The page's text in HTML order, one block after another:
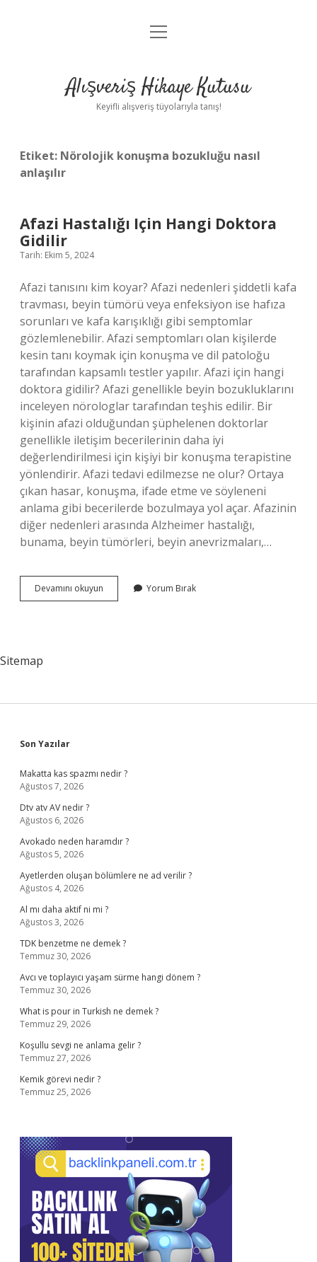
Anasayfa
Yasal Uyarı
menüyü
Alışveriş Hikaye Kutusu
Keyifli alışveriş tüyolarıyla tanış!
Etiket: Nörolojik konuşma bozukluğu nasıl
anlaşılır
Afazi Hastalığı Için Hangi Doktora
Gidilir
Tarih: Ekim 5, 2024
Afazi tanısını kim koyar? Afazi nedenleri şiddetli kafa
travması, beyin tümörü veya enfeksiyon ise hafıza
sorunları ve kafa karışıklığı gibi semptomlar
gözlemlenebilir. Afazi semptomları olan kişilerde
kesin tanı koymak için konuşma ve dil patoloğu
tarafından kapsamlı testler yapılır. Afazi için hangi
doktora gidilir? Afazi genellikle beyin bozukluklarını
inceleyen nörologlar tarafından teşhis edilir. Bir
kişinin afazi olduğundan şüphelenen doktorlar
genellikle iletişim becerilerinin daha iyi
değerlendirilmesi için kişiyi bir konuşma terapistine
yönlendirir. Afazi tedavi edilmezse ne olur? Ortaya
çıkan hasar, konuşma, ifade etme ve söyleneni
anlama gibi becerilerde bozulmaya yol açar. Afazinin
diğer nedenleri arasında Alzheimer hastalığı,
bunama, beyin tümörleri, beyin anevrizmaları,…
Devamını okuyun
Hastalığı
Yorum Bırak
Sitemap
Sidebar
Son Yazılar
Makatta kas spazmı nedir ?
Ağustos 7, 2026
Dtv atv AV nedir ?
Ağustos 6, 2026
Avokado neden haramdır ?
Ağustos 5, 2026
Ayetlerden oluşan bölümlere ne ad verilir ?
Ağustos 4, 2026
Al mı daha aktif ni mi ?
Ağustos 3, 2026
TDK benzetme ne demek ?
Temmuz 30, 2026
Avcı ve toplayıcı yaşam sürme hangi dönem ?
Temmuz 30, 2026
What is pour in Turkish ne demek ?
Temmuz 29, 2026
Koşullu sevgi ne anlama gelir ?
Temmuz 27, 2026
Kemik görevi nedir ?
Temmuz 25, 2026